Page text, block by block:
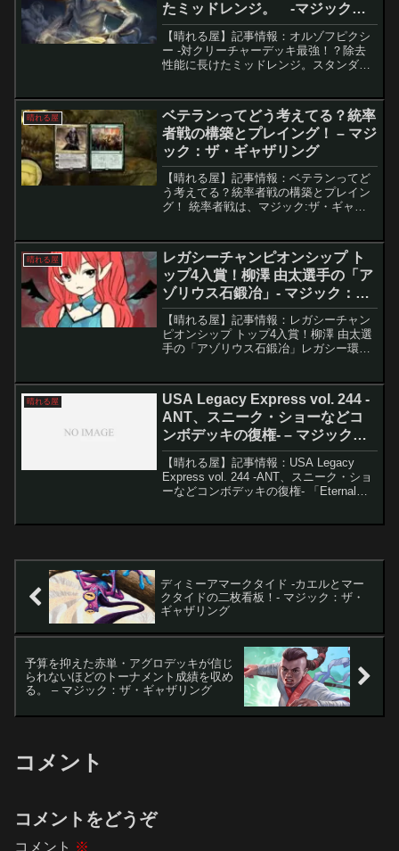
たミッドレンジ。 -マジック：
ザ・ギャザリング
【晴れる屋】記事情報：オルゾフピクシ
ー -対クリーチャーデッキ最強！？除去
性能に長けたミッドレンジ。スタンダー
再利用による継続的な妨害と、トークン
生成による盤面展開を組...
晴れる屋
ベテランってどう考えてる？統率
者戦の構築とプレイング！ – マジ
ック：ザ・ギャザリング
【晴れる屋】記事情報：ベテランってど
う考えてる？統率者戦の構築とプレイン
グ！ 統率者戦は、マジック:ザ・ギャザ
目指すためには、デッキ構築やプレイス
タイルの工夫が重要です...
晴れる屋
レガシーチャンピオンシップ ト
ップ4入賞！柳澤 由太選手の「ア
ゾリウス石鍛冶」- マジック：
ザ・ギャザリング
【晴れる屋】記事情報：レガシーチャン
ピオンシップ トップ4入賞！柳澤 由太選
手の「アゾリウス石鍛冶」レガシー環境
ストは、従来の構築に新要素を加えた柔
軟性の高いデッキです。特...
晴れる屋
USA Legacy Express vol. 244 -
ANT、スニーク・ショーなどコ
ンボデッキの復権- – マジック：
ザ・ギャザリング
【晴れる屋】記事情報：USA Legacy
Express vol. 244 -ANT、スニーク・ショ
ーなどコンボデッキの復権- 「Eternal
ディミーアマークタイド -カエルとマー
クタイドの二枚看板！- マジック：ザ・
ギャザリング
予算を抑えた赤単・アグロデッキが信じ
られないほどのトーナメント成績を収め
る。 – マジック：ザ・ギャザリング
コメント
コメントをどうぞ
コメント ※